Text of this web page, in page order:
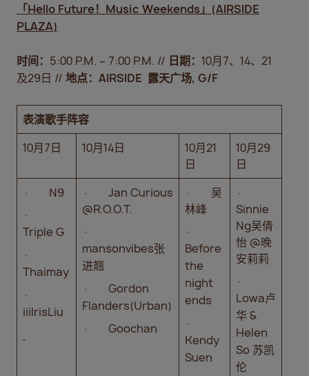
「Hello Future！ Music Weekends」 (AIRSIDE
PLAZA)
时间： 5:00 P.M. – 7:00 P.M. // 日期： 10月7、14、21
及29日 // 地点： AIRSIDE 露天广场, G/F
表演歌手阵容
10月7日
10月14日
10月21
日
10月29
日
· N9
·
Triple G
·
Thaimay
·
iiiIrisLiu
· Jan Curious
@R.O.O.T.
·
mansonvibes张
进翘
· Gordon
Flanders(Urban)
· Goochan
· 吴
林峰
·
Before
the
night
ends
·
Kendy
Suen
·
Sinnie
Ng吴倩
怡 @晚
安莉莉
·
Lowa卢
华 &
Helen
So 苏凯
伦